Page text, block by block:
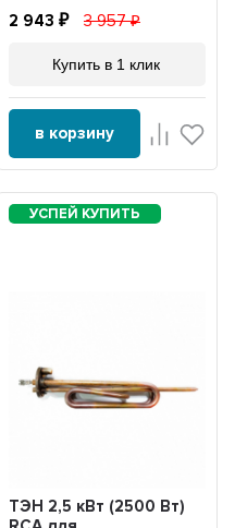
2 943 3 957
Купить в 1 клик
в корзину
ТЭН 2,5 кВт (2500 Вт)